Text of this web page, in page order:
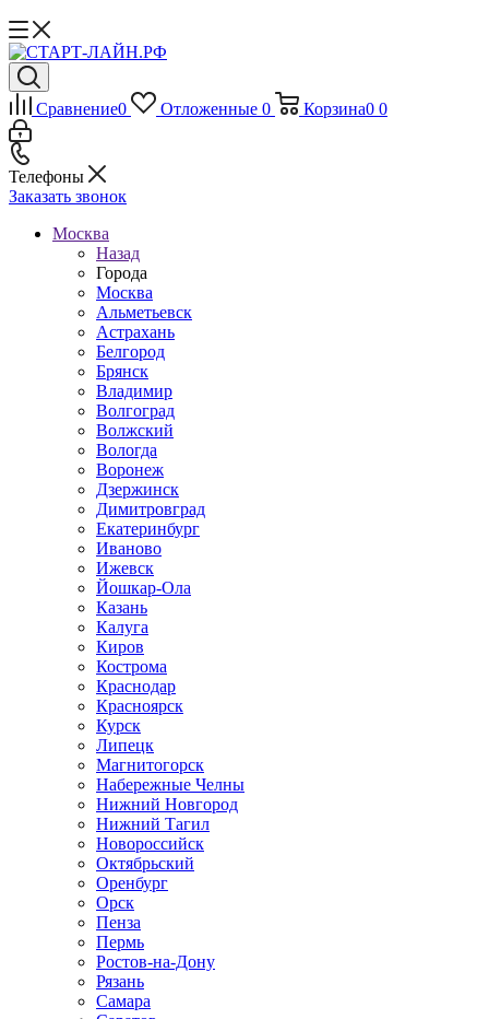
Сравнение0 Отложенные 0 Корзина0 0
Телефоны
Заказать звонок
Москва
Назад
Города
Москва
Альметьевск
Астрахань
Белгород
Брянск
Владимир
Волгоград
Волжский
Вологда
Воронеж
Дзержинск
Димитровград
Екатеринбург
Иваново
Ижевск
Йошкар-Ола
Казань
Калуга
Киров
Кострома
Краснодар
Красноярск
Курск
Липецк
Магнитогорск
Набережные Челны
Нижний Новгород
Нижний Тагил
Новороссийск
Октябрьский
Оренбург
Орск
Пенза
Пермь
Ростов-на-Дону
Рязань
Самара